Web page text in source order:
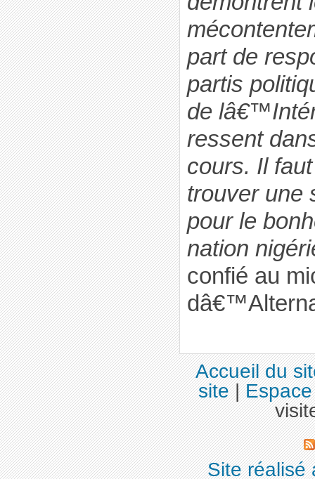
part de
partis
de
ressent
cours. Il
trouver une
pour le
nation
confié au
Accueil du
site|
Site réalisé